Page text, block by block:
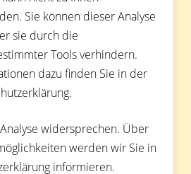
Sie können dieser Analyse
sie durch die
Tools verhindern.
dazu finden Sie in der
widersprechen. Über
werden wir Sie in
informieren.